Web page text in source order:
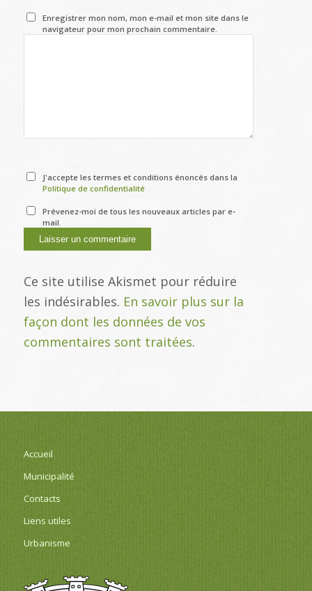
Enregistrer mon nom, mon e-mail et mon site dans le
navigateur pour mon prochain commentaire.
J'accepte les termes et conditions énoncés dans la
Politique de confidentialité
Prévenez-moi de tous les nouveaux articles par e-
mail.
Ce site utilise Akismet pour réduire
les indésirables. En savoir plus sur la
façon dont les données de vos
commentaires sont traitées.
Accueil
Municipalité
Contacts
Liens utiles
Urbanisme